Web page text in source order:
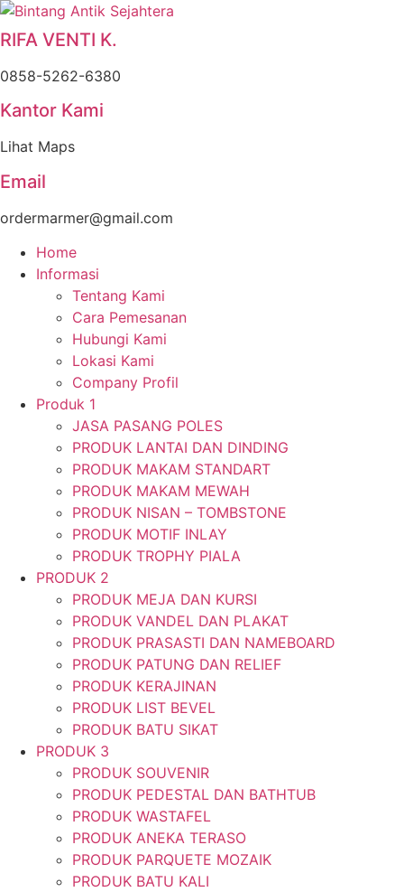
Skip
to
RIFA VENTI K.
0858-5262-6380
Kantor Kami
Lihat Maps
Email
ordermarmer@gmail.com
Home
Informasi
Tentang Kami
Cara Pemesanan
Hubungi Kami
Lokasi Kami
Company Profil
Produk 1
JASA PASANG POLES
PRODUK LANTAI DAN DINDING
PRODUK MAKAM STANDART
PRODUK MAKAM MEWAH
PRODUK NISAN – TOMBSTONE
PRODUK MOTIF INLAY
PRODUK TROPHY PIALA
PRODUK 2
PRODUK MEJA DAN KURSI
PRODUK VANDEL DAN PLAKAT
PRODUK PRASASTI DAN NAMEBOARD
PRODUK PATUNG DAN RELIEF
PRODUK KERAJINAN
PRODUK LIST BEVEL
PRODUK BATU SIKAT
PRODUK 3
PRODUK SOUVENIR
PRODUK PEDESTAL DAN BATHTUB
PRODUK WASTAFEL
PRODUK ANEKA TERASO
PRODUK PARQUETE MOZAIK
PRODUK BATU KALI